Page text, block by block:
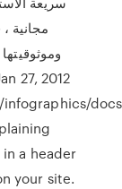
a header
your site.